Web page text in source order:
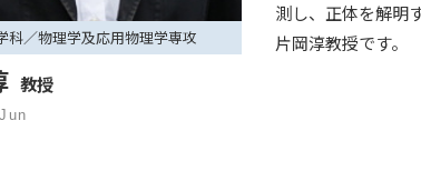
科／物理学及応用物理学専攻
教授
測し、正体を解明
片岡淳教授です。